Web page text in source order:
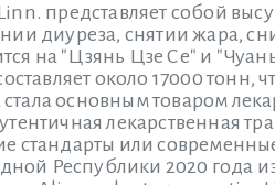
представляет собой
диуреза, снятии жара,
на "Цзянь Цзе Се" и
около 17000 тонн,
основным товаром
лекарственная
стандарты или
Республики 2020 года